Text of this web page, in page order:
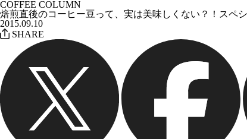
COFFEE COLUMN
焙煎直後のコーヒー豆って、実は美味しくない？！スペ
2015.09.10
SHARE